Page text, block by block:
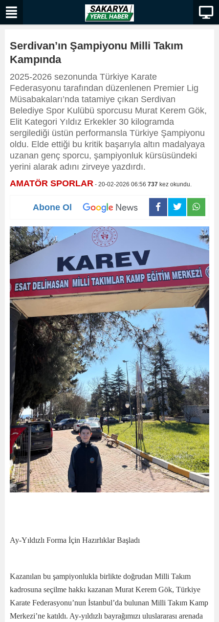
Serdivan’ın Şampiyonu Milli Takım
Kampında
2025-2026 sezonunda Türkiye Karate
Federasyonu tarafından düzenlenen Premier Lig
Müsabakaları’nda tatamiye çıkan Serdivan
Belediye Spor Kulübü sporcusu Murat Kerem Gök,
Elit Kategori Yıldız Erkekler 30 kilogramda
sergilediği üstün performansla Türkiye Şampiyonu
oldu. Elde ettiği bu kritik başarıyla altın madalyaya
uzanan genç sporcu, şampiyonluk kürsüsündeki
yerini alarak adını zirveye yazdırdı.
AMATÖR SPORLAR - 20-02-2026 06:56 737 kez okundu.
Abone Ol
Ay-Yıldızlı Forma İçin Hazırlıklar Başladı
Kazanılan bu şampiyonlukla birlikte doğrudan Milli Takım
kadrosuna seçilme hakkı kazanan Murat Kerem Gök, Türkiye
Karate Federasyonu’nun İstanbul’da bulunan Milli Takım Kamp
Merkezi’ne katıldı. Ay-yıldızlı bayrağımızı uluslararası arenada